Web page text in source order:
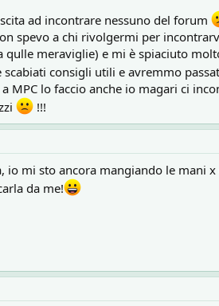
ad incontrare nessuno del forum
spevo a chi rivolgermi per
qulle meraviglie) e mi è spiaciuto
scabiati consigli utili e avremmo
MPC lo faccio anche io magari ci
!!!
io mi sto ancora mangiando le mani
da me!